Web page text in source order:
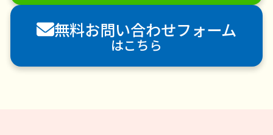
害虫駆除
無料お問い合わせフォーム
はこちら